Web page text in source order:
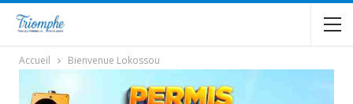
Accueil Bienvenue Lokossou